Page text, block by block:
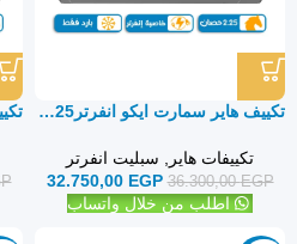
تكييف هاير سمارت ايكو انفرتر2.25 حصان بارد فقط – سبليت
تكييفات هاير سبليت انفرتر
36.300,00EGP
32.750,00 EGP
اطلب من خلال واتساب